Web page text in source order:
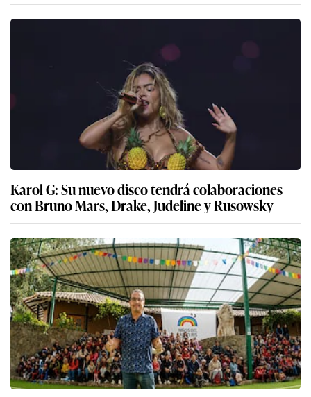
Karol G: Su nuevo disco tendrá colaboraciones
con Bruno Mars, Drake, Judeline y Rusowsky